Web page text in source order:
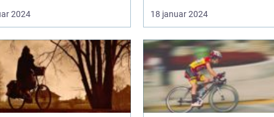
2024 18 januar 2024